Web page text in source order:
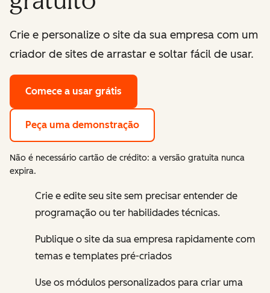
Crie e personalize o site da sua empresa com um
criador de sites de arrastar e soltar fácil de usar.
Comece a usar grátis
Peça uma demonstração
Não é necessário cartão de crédito: a versão gratuita nunca
expira.
Crie e edite seu site sem precisar entender de
programação ou ter habilidades técnicas.
Publique o site da sua empresa rapidamente com
temas e templates pré-criados
Use os módulos personalizados para criar uma